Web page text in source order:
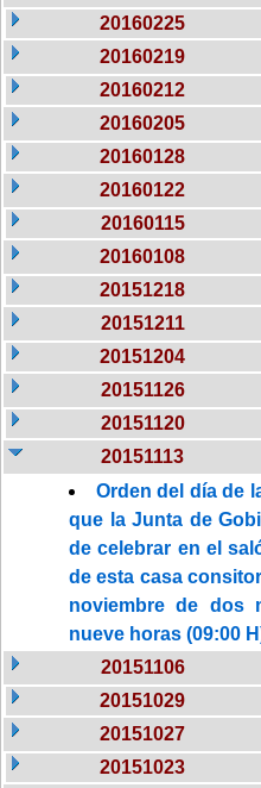
20160225
20160219
20160212
20160205
20160128
20160122
20160115
20160108
20151218
20151211
20151204
20151126
20151120
20151113
Orden del día de
que la Junta de
de celebrar en el
de esta casa
noviembre de dos
nueve horas (09:00
20151106
20151029
20151027
20151023